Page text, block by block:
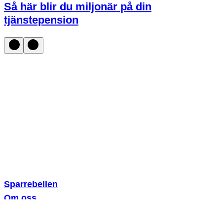
Så här blir du miljonär på din
tjänstepension
Sparrebellen
Om oss